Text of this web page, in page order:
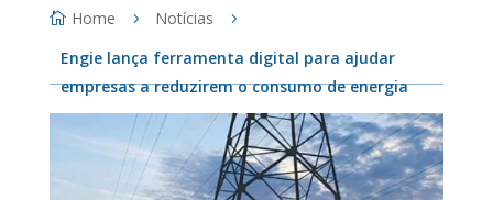
Home
Notícias
Engie lança ferramenta digital para ajudar
empresas a reduzirem o consumo de energia